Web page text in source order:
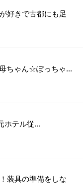
好きで古都にも足
ちゃん☆ぽっちゃ...
ホテル従...
装具の準備をしな